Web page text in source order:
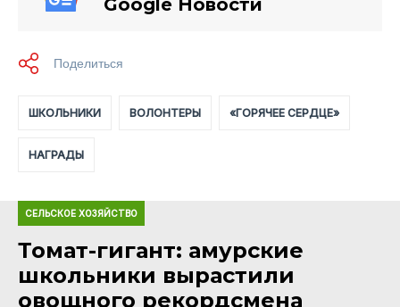
ШКОЛЬНИКИ ВОЛОНТЕРЫ «ГОРЯЧЕЕ СЕРДЦЕ»
НАГРАДЫ
СЕЛЬСКОЕ ХОЗЯЙСТВО
Томат-гигант: амурские
школьники вырастили
овощного рекордсмена